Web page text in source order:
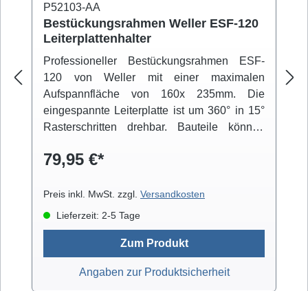
P52103-AA
Bestückungsrahmen Weller ESF-120
Leiterplattenhalter
Professioneller Bestückungsrahmen ESF-
120 von Weller mit einer maximalen
Aufspannfläche von 160x 235mm. Die
eingespannte Leiterplatte ist um 360° in 15°
Rasterschritten drehbar. Bauteile können
Der niedrige Schwerpunkt der Konstruktion
einen rutschfesten Stand.
79,95 €*
Preis inkl. MwSt. zzgl. Versandkosten
Lieferzeit: 2-5 Tage
Zum Produkt
Angaben zur Produktsicherheit